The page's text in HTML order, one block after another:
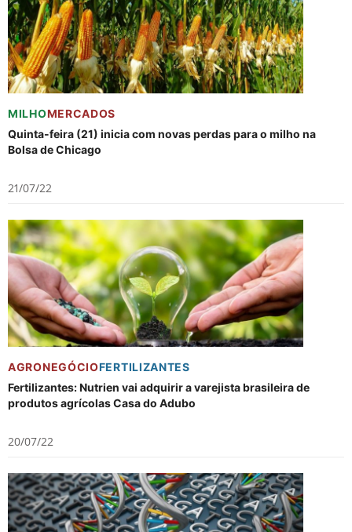
MILHOMERCADOS
Quinta-feira (21) inicia com novas perdas para o milho na
Bolsa de Chicago
21/07/22
AGRONEGÓCIOFERTILIZANTES
Fertilizantes: Nutrien vai adquirir a varejista brasileira de
produtos agrícolas Casa do Adubo
20/07/22